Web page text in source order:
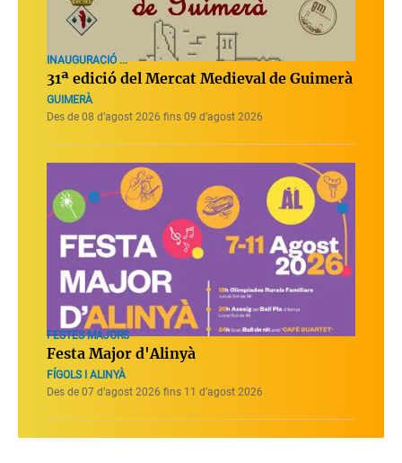
INAUGURACIÓ ...
31ª edició del Mercat Medieval de Guimerà
GUIMERÀ
Des de 08 d’agost 2026 fins 09 d’agost 2026
FESTES MAJORS
Festa Major d'Alinyà
FÍGOLS I ALINYÀ
Des de 07 d’agost 2026 fins 11 d’agost 2026